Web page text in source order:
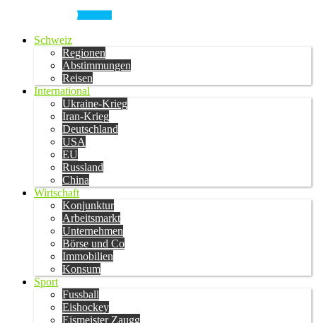
Schweiz
Regionen
Abstimmungen
Reisen
International
Ukraine-Krieg
Iran-Krieg
Deutschland
USA
EU
Russland
China
Wirtschaft
Konjunktur
Arbeitsmarkt
Unternehmen
Börse und Co
Immobilien
Konsum
Sport
Fussball
Eishockey
Eismeister Zaugg